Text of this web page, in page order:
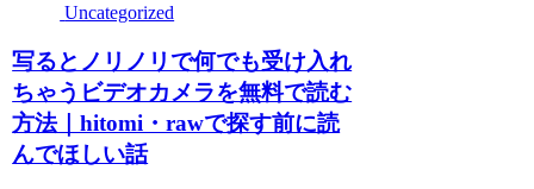
Uncategorized
写るとノリノリで何でも受け入れ
ちゃうビデオカメラを無料で読む
方法｜hitomi・rawで探す前に読
んでほしい話